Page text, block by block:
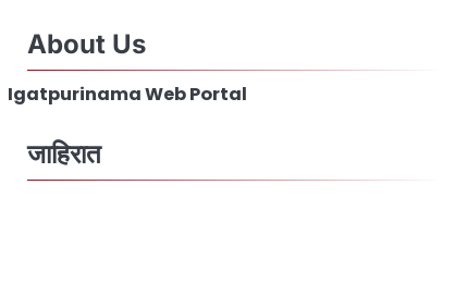
About Us
Igatpurinama Web Portal
जाहिरात